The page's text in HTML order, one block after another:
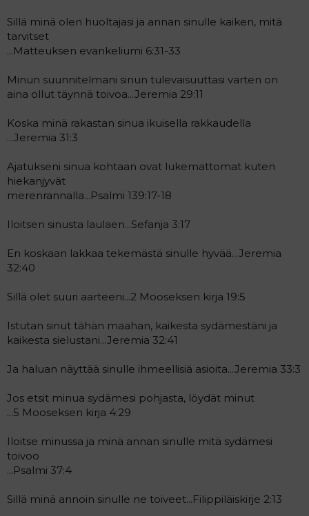
Sillä minä olen huoltajasi ja annan sinulle kaiken, mitä
tarvitset
...Matteuksen evankeliumi 6:31-33
Minun suunnitelmani sinun tulevaisuuttasi varten on
aina ollut täynnä toivoa...Jeremia 29:11
Koska minä rakastan sinua ikuisella rakkaudella
...Jeremia 31:3
Ajatukseni sinua kohtaan ovat lukemattomat kuten
hiekanjyvät
merenrannalla...Psalmi 139:17-18
Iloitsen sinusta laulaen...Sefanja 3:17
En koskaan lakkaa tekemästä sinulle hyvää...Jeremia
32:40
Sillä olet suuri aarteeni...2 Mooseksen kirja 19:5
Istutan sinut tähän maahan, kaikesta sydämestäni ja
kaikesta sielustani...Jeremia 32:41
Ja haluan näyttää sinulle ihmeellisiä asioita...Jeremia 33:3
Jos etsit minua sydämesi pohjasta, löydät minut
...5 Mooseksen kirja 4:29
Iloitse minussa ja minä annan sinulle mitä sydämesi
toivoo
...Psalmi 37:4
Sillä minä annoin sinulle ne toiveet...Filippiläiskirje 2:13